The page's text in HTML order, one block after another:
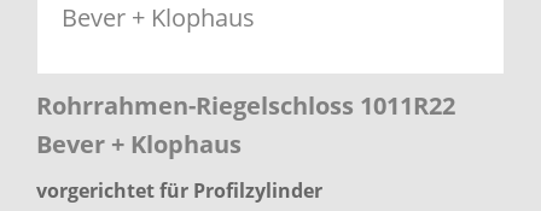
Bever + Klophaus
Rohrrahmen-Riegelschloss 1011R22
Bever + Klophaus
vorgerichtet für Profilzylinder